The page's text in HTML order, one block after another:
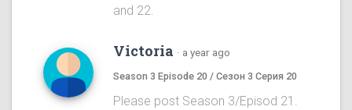
and 22.
Victoria · a year ago
Season 3 Episode 20 / Сезон 3 Серия 20
Please post Season 3/Episod 21.